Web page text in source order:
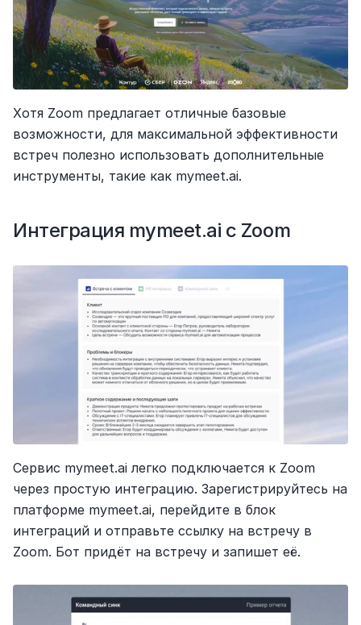
Хотя Zoom предлагает отличные базовые
возможности, для максимальной эффективности
встреч полезно использовать дополнительные
инструменты, такие как mymeet.ai.
Интеграция mymeet.ai с Zoom
Сервис mymeet.ai легко подключается к Zoom
через простую интеграцию. Зарегистрируйтесь на
платформе mymeet.ai, перейдите в блок
интеграций и отправьте ссылку на встречу в
Zoom. Бот придёт на встречу и запишет её.